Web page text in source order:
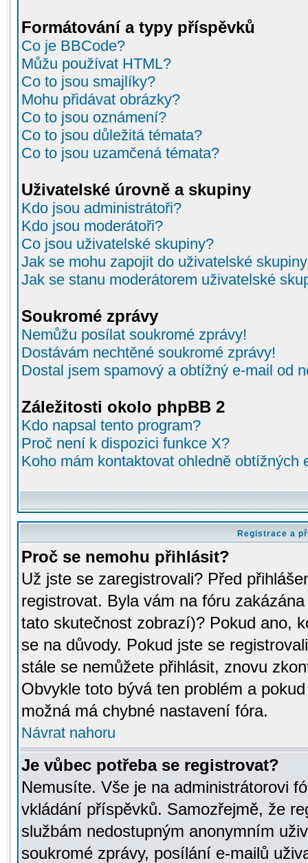
Formátování a typy příspěvků
Co je BBCode?
Můžu používat HTML?
Co to jsou smajlíky?
Mohu přidávat obrázky?
Co to jsou oznámení?
Co to jsou důležitá témata?
Co to jsou uzamčená témata?
Uživatelské úrovně a skupiny
Kdo jsou administrátoři?
Kdo jsou moderátoři?
Co jsou uživatelské skupiny?
Jak se mohu zapojit do uživatelské
Jak se stanu moderátorem uživatelské
Soukromé zprávy
Nemůžu posílat soukromé zprávy!
Dostávám nechtěné soukromé zprávy!
Dostal jsem spamový a obtížný e-mail od
Záležitosti okolo phpBB 2
Kdo napsal tento program?
Proč není k dispozici funkce X?
Koho mám kontaktovat ohledně
Registrace a
Proč se nemohu přihlásit?
Už jste se zaregistrovali? Před
registrovat. Byla vám na fóru
tato skutečnost zobrazí)? Pokud ano,
se na důvody. Pokud jste se
stále se nemůžete přihlásit, znovu
Obvykle toto bývá ten problém a
možná má chybné nastavení fóra.
Návrat nahoru
Je vůbec potřeba se registrovat?
Nemusíte. Vše je na administrátorovi
vkládání příspěvků. Samozřejmě, že
službám nedostupným anonymním
soukromé zprávy, posílání e-mailů